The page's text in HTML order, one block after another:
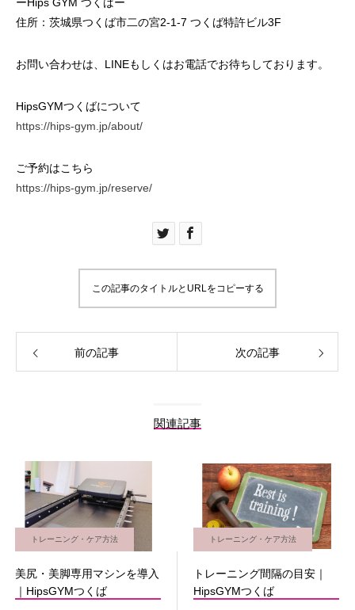
住所：茨城県つくば市二の宮2-1-7 つくば特許ビル3F
お問い合わせは、LINEもしくはお電話でお待ちしております。
HipsGYMつくばについて
https://hips-gym.jp/about/
ご予約はこちら
https://hips-gym.jp/reserve/
この記事のタイトルとURLをコピーする
前の記事 次の記事
関連記事
トレーニング・ケア方法
美尻・美脚専用マシンを導入
｜HipsGYMつくば
トレーニング・ケア方法
トレーニング間隔の目安｜
HipsGYMつくば